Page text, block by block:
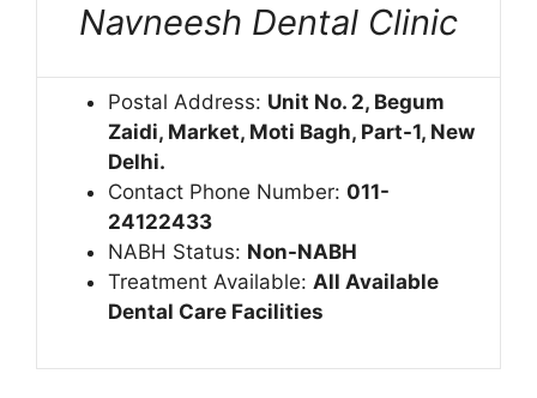
Navneesh Dental Clinic
Postal Address: Unit No. 2, Begum
Zaidi, Market, Moti Bagh, Part-1, New
Delhi.
Contact Phone Number: 011-
24122433
NABH Status: Non-NABH
Treatment Available: All Available
Dental Care Facilities